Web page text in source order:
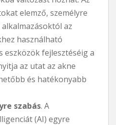
elemző, személyre
az
használható
eszközök fejlesztéséig a
az utat az akne
és hatékonyabb
szabás. A
(AI) egyre